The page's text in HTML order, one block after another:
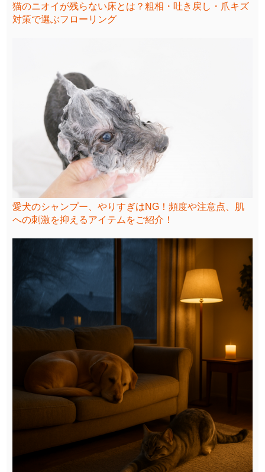
猫のニオイが残らない床とは？粗相・吐き戻し・爪キズ
対策で選ぶフローリング
愛犬のシャンプー、やりすぎはNG！頻度や注意点、肌
への刺激を抑えるアイテムをご紹介！